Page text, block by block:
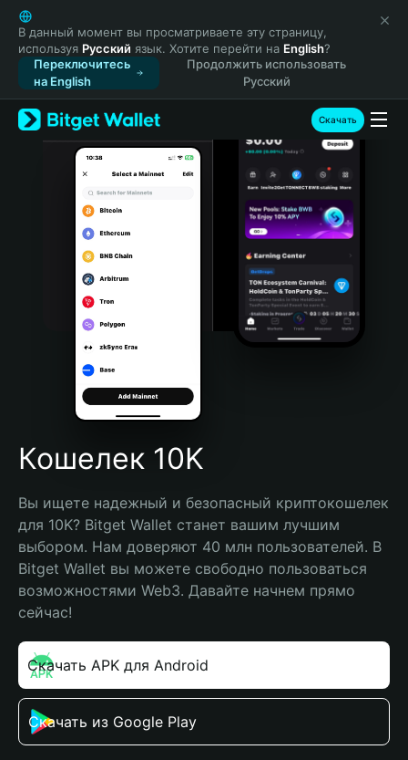
English
日本語
Tiếng Việt
Русский
Español (Latinoamérica)
Türkçe
Italiano
Português (Portugal)
Bahasa Indonesia
Português (Brasil)
Español (Argentina)
В данный момент вы просматриваете эту страницу,
используя Русский язык. Хотите перейти на English?
Переключитесь
на English
Продолжить использовать
Русский
Скачать
Кошелек 10K
Вы ищете надежный и безопасный криптокошелек
для 10K? Bitget Wallet станет вашим лучшим
выбором. Нам доверяют 40 млн пользователей. В
Bitget Wallet вы можете свободно пользоваться
возможностями Web3. Давайте начнем прямо
сейчас!
Скачать APK для Android
Скачать из Google Play